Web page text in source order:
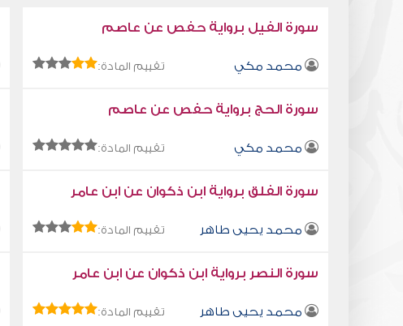
سورة الفيل برواية حفص عن عاصم
محمد مكي تقييم المادة:
سورة الحج برواية حفص عن عاصم
محمد مكي تقييم المادة:
سورة الفلق برواية ابن ذكوان عن ابن عامر
محمد يحيى طاهر تقييم المادة:
سورة النصر برواية ابن ذكوان عن ابن عامر
محمد يحيى طاهر تقييم المادة: